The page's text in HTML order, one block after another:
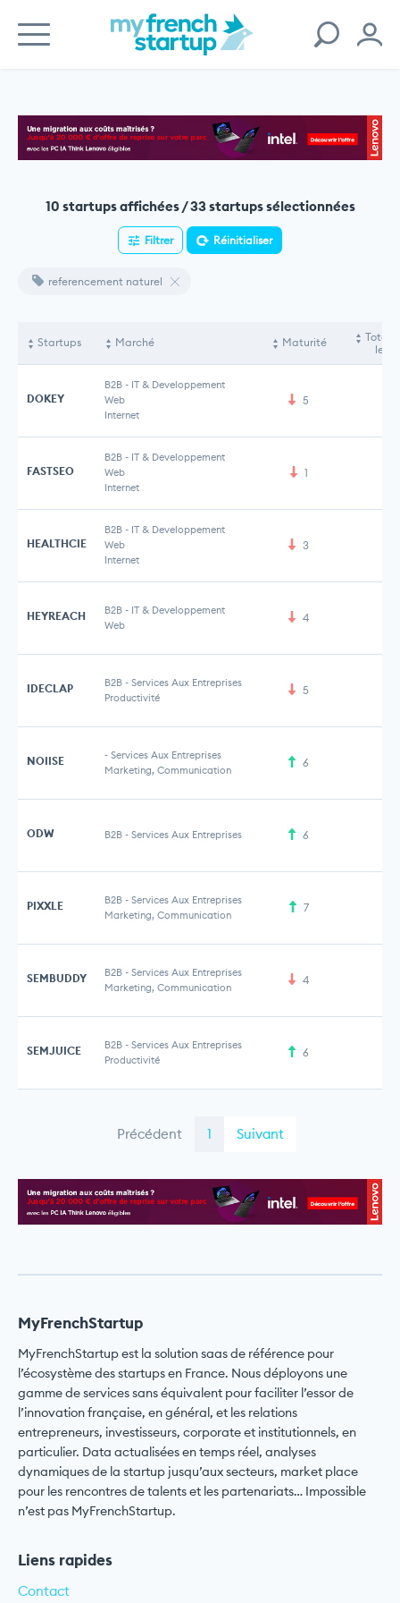
10 startups affichées / 33 startups sélectionnées
Filtrer Réinitialiser
referencement naturel
Startups Marché Maturité
Total
levés
DOKEY
B2B - IT & Developpement
Web
Internet
5
FASTSEO
B2B - IT & Developpement
Web
Internet
1
HEALTHCIE
B2B - IT & Developpement
Web
Internet
3
HEYREACH B2B - IT & Developpement
Web
4
IDECLAP B2B - Services Aux Entreprises
Productivité
5
NOIISE - Services Aux Entreprises
Marketing, Communication
6
ODW B2B - Services Aux Entreprises 6
PIXXLE B2B - Services Aux Entreprises
Marketing, Communication
7
SEMBUDDY B2B - Services Aux Entreprises
Marketing, Communication
4
SEMJUICE B2B - Services Aux Entreprises
Productivité
6
Précédent 1 Suivant
MyFrenchStartup
MyFrenchStartup est la solution saas de référence pour
l’écosystème des startups en France. Nous déployons une
gamme de services sans équivalent pour faciliter l’essor de
l’innovation française, en général, et les relations
entrepreneurs, investisseurs, corporate et institutionnels, en
particulier. Data actualisées en temps réel, analyses
dynamiques de la startup jusqu’aux secteurs, market place
pour les rencontres de talents et les partenariats… Impossible
n’est pas MyFrenchStartup.
Liens rapides
Contact